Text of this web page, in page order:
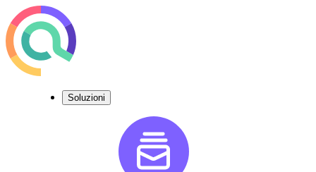
Soluzioni